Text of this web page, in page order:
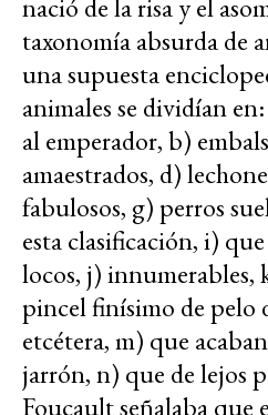
nació de la risa y el
taxonomía absurda de
una supuesta
animales se dividían
al emperador, b)
amaestrados, d)
fabulosos, g) perros
esta clasificación, i)
locos, j)
pincel finísimo de pelo
etcétera, m) que
jarrón, n) que de lejos
Foucault señalaba que